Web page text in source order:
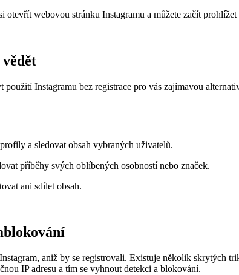
otevřít webovou stránku Instagramu a můžete začít prohlížet
Instagramu bez registrace pro vás zajímavou
a sledovat obsah vybraných uživatelů.
příběhy svých oblíbených osobností nebo značek.
ani sdílet obsah.
aniž by se registrovali. Existuje několik skrytých
IP adresu a tím se vyhnout detekci a blokování.